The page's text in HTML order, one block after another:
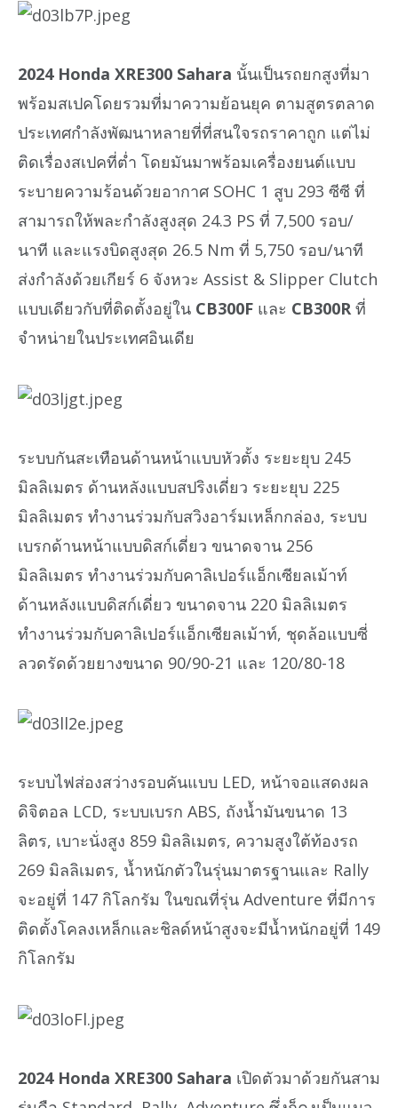
2024 Honda XRE300 Sahara นั้นเป็นรถยกสูงที่มา
พร้อมสเปคโดยรวมที่มาความย้อนยุค ตามสูตรตลาด
ประเทศกำลังพัฒนาหลายที่ที่สนใจรถราคาถูก แต่ไม่
ติดเรื่องสเปคที่ต่ำ โดยมันมาพร้อมเครื่องยนต์แบบ
ระบายความร้อนด้วยอากาศ SOHC 1 สูบ 293 ซีซี ที่
สามารถให้พละกำลังสูงสุด 24.3 PS ที่ 7,500 รอบ/
นาที และแรงบิดสูงสุด 26.5 Nm ที่ 5,750 รอบ/นาที
ส่งกำลังด้วยเกียร์ 6 จังหวะ Assist & Slipper Clutch
แบบเดียวกับที่ติดตั้งอยู่ใน CB300F และ CB300R ที่
จำหน่ายในประเทศอินเดีย
ระบบกันสะเทือนด้านหน้าแบบหัวตั้ง ระยะยุบ 245
มิลลิเมตร ด้านหลังแบบสปริงเดี่ยว ระยะยุบ 225
มิลลิเมตร ทำงานร่วมกับสวิงอาร์มเหล็กกล่อง, ระบบ
เบรกด้านหน้าแบบดิสก์เดี่ยว ขนาดจาน 256
มิลลิเมตร ทำงานร่วมกับคาลิเปอร์แอ็กเซียลเม้าท์
ด้านหลังแบบดิสก์เดี่ยว ขนาดจาน 220 มิลลิเมตร
ทำงานร่วมกับคาลิเปอร์แอ็กเซียลเม้าท์, ชุดล้อแบบซี่
ลวดรัดด้วยยางขนาด 90/90-21 และ 120/80-18
ระบบไฟส่องสว่างรอบคันแบบ LED, หน้าจอแสดงผล
ดิจิตอล LCD, ระบบเบรก ABS, ถังน้ำมันขนาด 13
ลิตร, เบาะนั่งสูง 859 มิลลิเมตร, ความสูงใต้ท้องรถ
269 มิลลิเมตร, น้ำหนักตัวในรุ่นมาตรฐานและ Rally
จะอยู่ที่ 147 กิโลกรัม ในขณที่รุ่น Adventure ที่มีการ
ติดตั้งโคลงเหล็กและชิลด์หน้าสูงจะมีน้ำหนักอยู่ที่ 149
กิโลกรัม
2024 Honda XRE300 Sahara เปิดตัวมาด้วยกันสาม